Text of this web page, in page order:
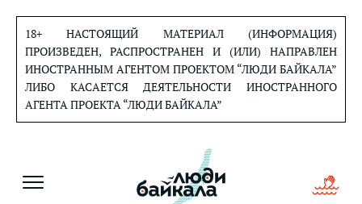
содержанию
18+ НАСТОЯЩИЙ МАТЕРИАЛ (ИНФОРМАЦИЯ)
ПРОИЗВЕДЕН, РАСПРОСТРАНЕН И (ИЛИ) НАПРАВЛЕН
ИНОСТРАННЫМ АГЕНТОМ ПРОЕКТОМ “ЛЮДИ БАЙКАЛА”
ЛИБО КАСАЕТСЯ ДЕЯТЕЛЬНОСТИ ИНОСТРАННОГО
АГЕНТА ПРОЕКТА “ЛЮДИ БАЙКАЛА”